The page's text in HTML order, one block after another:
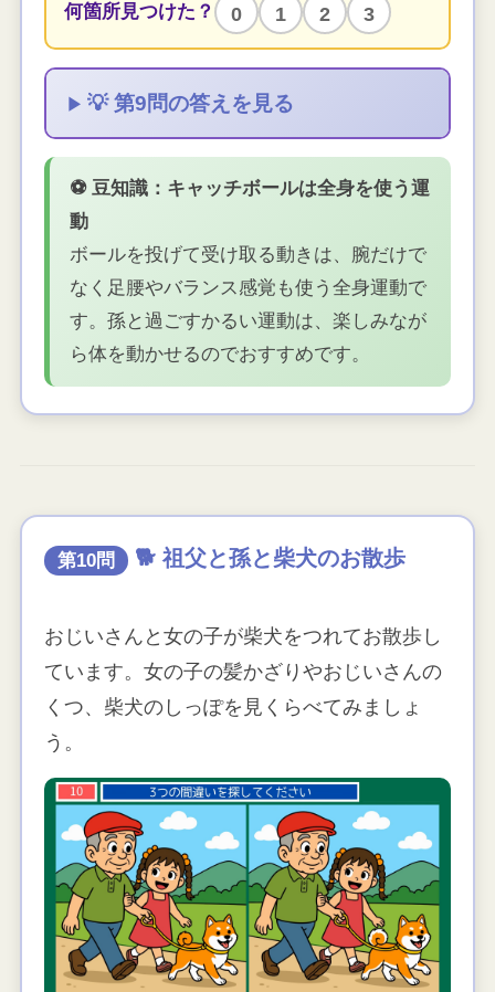
何箇所見つけた？ 0 1 2 3
💡 第9問の答えを見る
⚽ 豆知識：キャッチボールは全身を使う運
動
ボールを投げて受け取る動きは、腕だけで
なく足腰やバランス感覚も使う全身運動で
す。孫と過ごすかるい運動は、楽しみなが
ら体を動かせるのでおすすめです。
第10問 🐕 祖父と孫と柴犬のお散歩
おじいさんと女の子が柴犬をつれてお散歩し
ています。女の子の髪かざりやおじいさんの
くつ、柴犬のしっぽを見くらべてみましょ
う。